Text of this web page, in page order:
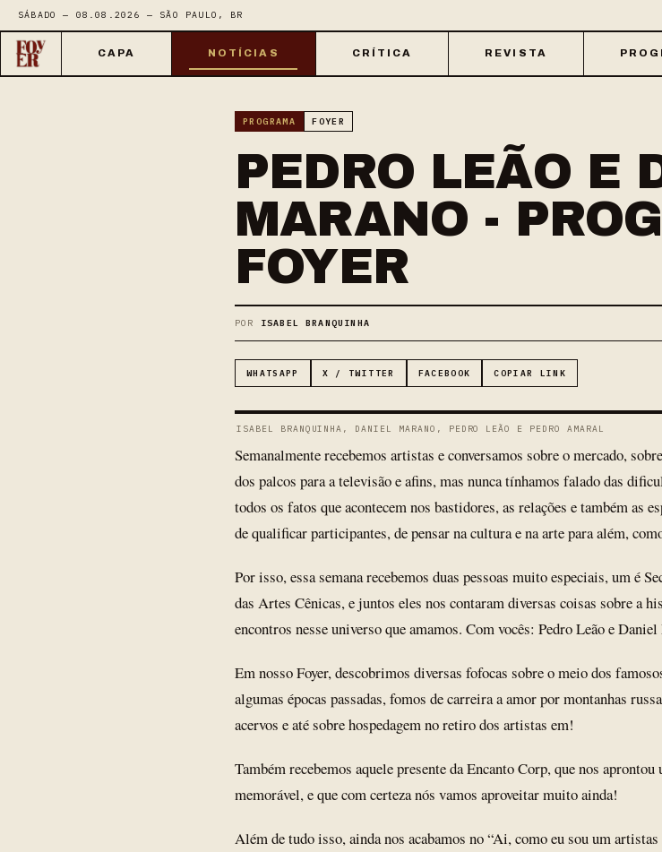
SÁBADO — 08.08.2026 — SÃO PAULO, BR
CAPA NOTÍCIAS CRÍTICA REVISTA
PROGRAMA FOYER
PEDRO LEÃO E
MARANO -
FOYER
POR ISABEL BRANQUINHA
WHATSAPP X / TWITTER FACEBOOK COPIAR LINK
ISABEL BRANQUINHA, DANIEL MARANO, PEDRO LEÃO E PEDRO AMARAL
Semanalmente recebemos artistas e conversamos sobre o mercado,
dos palcos para a televisão e afins, mas nunca tínhamos falado das
todos os fatos que acontecem nos bastidores, as relações e também as
de qualificar participantes, de pensar na cultura e na arte para além,
Por isso, essa semana recebemos duas pessoas muito especiais, um é
das Artes Cênicas, e juntos eles nos contaram diversas coisas sobre a
encontros nesse universo que amamos. Com vocês: Pedro Leão e
Em nosso Foyer, descobrimos diversas fofocas sobre o meio dos
algumas épocas passadas, fomos de carreira a amor por montanhas
acervos e até sobre hospedagem no retiro dos artistas em!
Também recebemos aquele presente da Encanto Corp, que nos
memorável, e que com certeza nós vamos aproveitar muito ainda!
Além de tudo isso, ainda nos acabamos no “Ai, como eu sou um